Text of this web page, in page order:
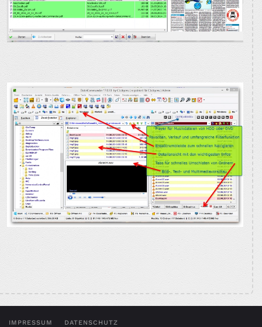
BILD VERGRÖSSERN
VERGRÖSSERN
VERGRÖSSERN
IMPRESSUM DATENSCHUTZ